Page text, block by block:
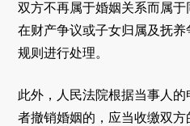
双方不再属于婚姻关系而属
在财产争议或子女归属及抚
规则进行处理。
此外，人民法院根据当事人
者撤销婚姻的，应当收缴双